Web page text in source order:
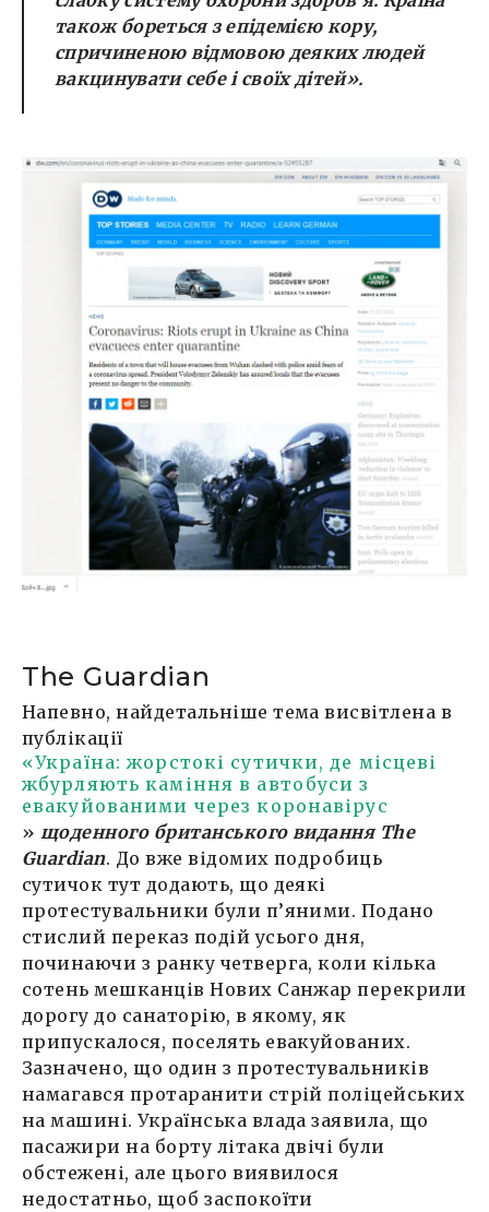
також бореться з епідемією кору,
спричиненою відмовою деяких людей
вакцинувати себе і своїх дітей».
The Guardian
Напевно, найдетальніше тема висвітлена в
публікації
«Україна: жорстокі сутички, де місцеві
жбурляють каміння в автобуси з
евакуйованими через коронавірус
» щоденного британського видання The
Guardian. До вже відомих подробиць
сутичок тут додають, що деякі
протестувальники були п’яними. Подано
стислий переказ подій усього дня,
починаючи з ранку четверга, коли кілька
сотень мешканців Нових Санжар перекрили
дорогу до санаторію, в якому, як
припускалося, поселять евакуйованих.
Зазначено, що один з протестувальників
намагався протаранити стрій поліцейських
на машині. Українська влада заявила, що
пасажири на борту літака двічі були
обстежені, але цього виявилося
недостатньо, щоб заспокоїти